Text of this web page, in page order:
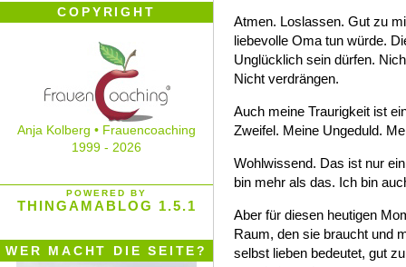
Atmen. Loslassen. Gut zu
liebevolle Oma tun würde.
Unglücklich sein dürfen.
Nicht verdrängen.
Auch meine Traurigkeit ist
Zweifel. Meine Ungeduld.
Wohlwissend. Das ist nur
bin mehr als das. Ich bin
Aber für diesen heutigen
Raum, den sie braucht und
selbst lieben bedeutet, gut
COPYRIGHT
Anja Kolberg • Frauencoaching
1999 - 2026
POWERED BY
THINGAMABLOG 1.5.1
WER MACHT DIE SEITE?